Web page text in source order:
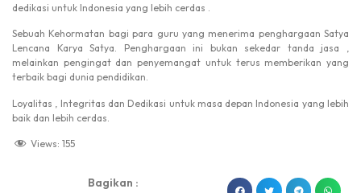
dedikasi untuk Indonesia yang lebih cerdas .
Sebuah Kehormatan bagi para guru yang menerima penghargaan Satya
Lencana Karya Satya. Penghargaan ini bukan sekedar tanda jasa ,
melainkan pengingat dan penyemangat untuk terus memberikan yang
terbaik bagi dunia pendidikan.
Loyalitas , Integritas dan Dedikasi untuk masa depan Indonesia yang lebih
baik dan lebih cerdas.
Views: 155
Bagikan :